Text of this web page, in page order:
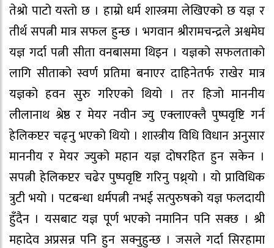
तेश्रो पाटो यस्तो छ । हाम्रो धर्म शास्त्रमा लेखिएको छ यज्ञ र
तीर्थ सपत्नी मात्र सफल हुन्छ । भगवान श्रीरामचन्द्रले अश्वमेघ
यज्ञ गर्दा पत्नी सीता वनबासमा थिइन । यज्ञको सफलताको
लागि सीताको स्वर्ण प्रतिमा बनाएर दाहिनेतर्फ राखेर मात्र
यज्ञको हवन सुरु गरिएको थियो । तर हिजो माननीय
लीलानाथ श्रेष्ठ र मेयर नवीन ज्यु एक्लाएक्लै पुष्पवृष्टि गर्न
हेलिकप्टर चढ्नु भएको थियो । शास्त्रीय विधि विधान अनुसार
माननीय र मेयर ज्युको महान यज्ञ दोषरहित हुन सकेन ।
सपत्नी हेलिकप्टर चढेर पुष्पवृष्टि गरिनु पथ्र्यो । यो प्राविधिक
त्रुटी भयो । पटबन्धा धर्मपत्नी नभई सत्पुरुषको यज्ञ फलदायी
हुँदैन । यसबाट यज्ञ पूर्ण भएको नमानिन पनि सक्छ । श्री
महादेव अप्रसन्न पनि हुन सक्नुहुन्छ । जसले गर्दा सिरहामा